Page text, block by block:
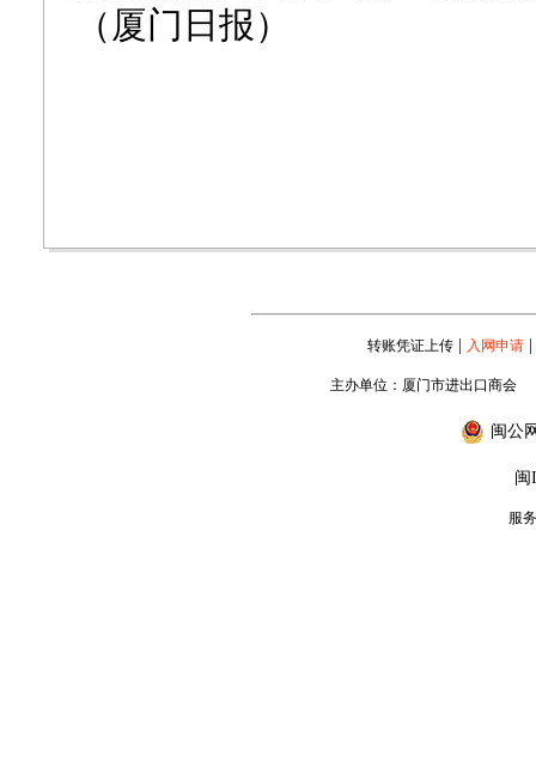
（厦门日报）
转账凭证上传| 入网申请|
主办单位：厦门市进出口商
闽公
闽
服